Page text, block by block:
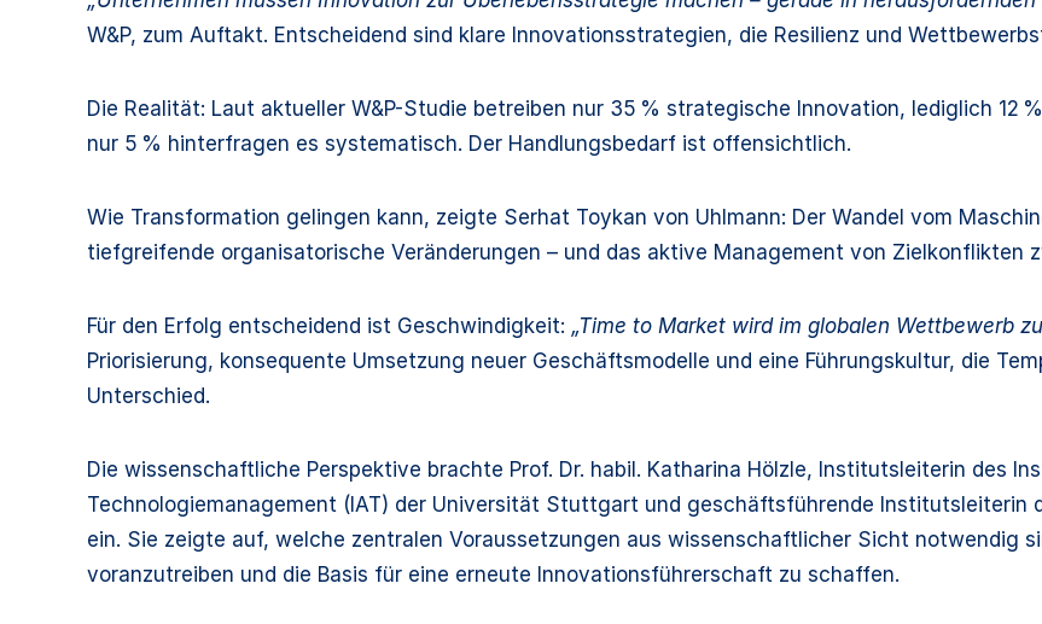
W&P, zum Auftakt. Entscheidend sind klare Innovationsstrategien, die Resilienz und
Die Realität: Laut aktueller W&P-Studie betreiben nur 35 % strategische Innovation, lediglich 12
nur 5 % hinterfragen es systematisch. Der Handlungsbedarf ist offensichtlich.
Wie Transformation gelingen kann, zeigte Serhat Toykan von Uhlmann: Der Wandel vom
tiefgreifende organisatorische Veränderungen – und das aktive Management von Zielkonflikten
Für den Erfolg entscheidend ist Geschwindigkeit: „Time to Market wird im globalen Wettbewerb
Priorisierung, konsequente Umsetzung neuer Geschäftsmodelle und eine Führungskultur, die
Unterschied.
Die wissenschaftliche Perspektive brachte Prof. Dr. habil. Katharina Hölzle, Institutsleiterin des
Technologiemanagement (IAT) der Universität Stuttgart und geschäftsführende Institutsleiterin
ein. Sie zeigte auf, welche zentralen Voraussetzungen aus wissenschaftlicher Sicht notwendig
voranzutreiben und die Basis für eine erneute Innovationsführerschaft zu schaffen.